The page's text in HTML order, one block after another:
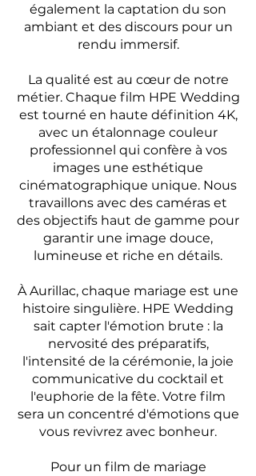
également la captation du son
ambiant et des discours pour un
rendu immersif.
La qualité est au cœur de notre
métier. Chaque film HPE Wedding
est tourné en haute définition 4K,
avec un étalonnage couleur
professionnel qui confère à vos
images une esthétique
cinématographique unique. Nous
travaillons avec des caméras et
des objectifs haut de gamme pour
garantir une image douce,
lumineuse et riche en détails.
À Aurillac, chaque mariage est une
histoire singulière. HPE Wedding
sait capter l'émotion brute : la
nervosité des préparatifs,
l'intensité de la cérémonie, la joie
communicative du cocktail et
l'euphorie de la fête. Votre film
sera un concentré d'émotions que
vous revivrez avec bonheur.
Pour un film de mariage